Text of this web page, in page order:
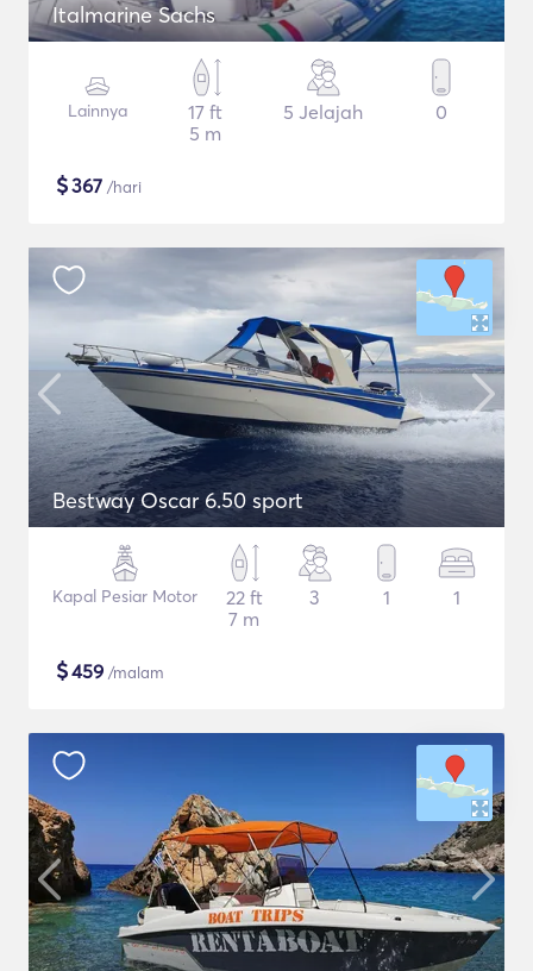
Italmarine Sachs
Lainnya
17 ft
5 m
5 Jelajah 0
$367 /hari
Bestway Oscar 6.50 sport
Kapal Pesiar Motor
22 ft
7 m
3 1 1
$459 /malam